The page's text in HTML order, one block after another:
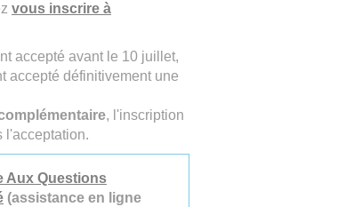
vous inscrire à
accepté avant le 10 juillet,
accepté définitivement une
, l'inscription
l'acceptation.
Aux Questions
(assistance en ligne